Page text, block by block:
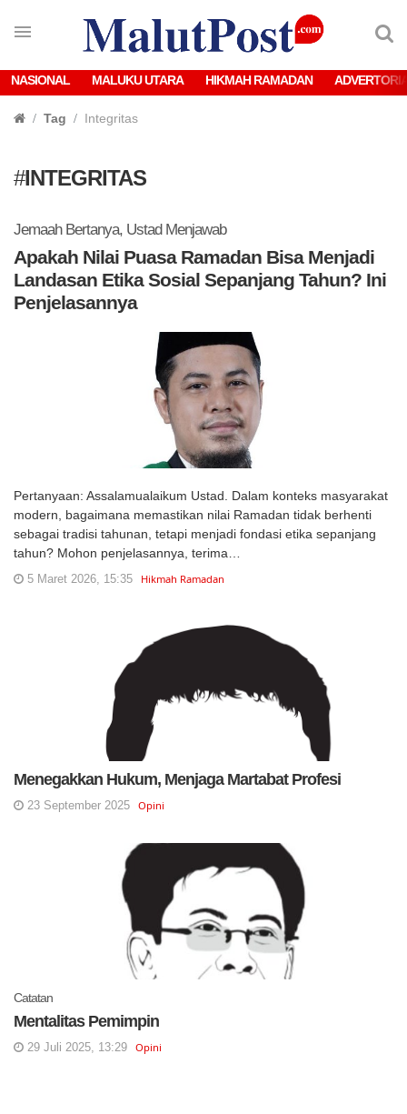
NASIONAL MALUKU UTARA HIKMAH RAMADAN
Tag Integritas
#INTEGRITAS
Jemaah Bertanya, Ustad Menjawab
Apakah Nilai Puasa Ramadan Bisa Menjadi
Landasan Etika Sosial Sepanjang Tahun? Ini
Penjelasannya
Pertanyaan: Assalamualaikum Ustad. Dalam konteks masyarakat
modern, bagaimana memastikan nilai Ramadan tidak berhenti
sebagai tradisi tahunan, tetapi menjadi fondasi etika sepanjang
tahun? Mohon penjelasannya, terima…
5 Maret 2026, 15:35 Hikmah Ramadan
Menegakkan Hukum, Menjaga Martabat Profesi
23 September 2025 Opini
Catatan
Mentalitas Pemimpin
29 Juli 2025, 13:29 Opini